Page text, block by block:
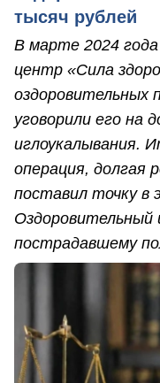
тысяч рублей
В марте 2024
центр «Сила
оздоровительных
уговорили его на
иглоукалывания.
операция, долгая
поставил точку в
пострадавшему